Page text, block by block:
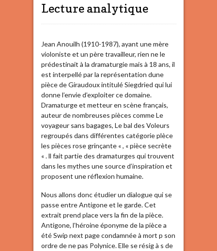
Lecture analytique
Jean Anouilh (1910-1987), ayant une mère
violoniste et un père travailleur, rien ne le
prédestinait à la dramaturgie mais à 18 ans, il
est interpellé par la représentation dune
pièce de Giraudoux intitulé Siegdried qui lui
donne l’envie d’exploiter ce domaine.
Dramaturge et metteur en scène français,
auteur de nombreuses pièces comme Le
voyageur sans bagages, Le bal des Voleurs
regroupés dans différentes catégorie plèce
les pièces rose grinçante « , « pièce secrète
« . ll fait partie des dramaturges qui trouvent
dans les mythes une source d’inspiration et
proposent une réflexion humaine.
Nous allons donc étudier un dialogue qui se
passe entre Antigone et le garde. Cet
extrait prend place vers la fin de la pièce.
Antigone, l’héroine éponyme de la pièce a
été Swip next page condamnée à mort p son
ordre de ne pas Polynice. Elle se résig à s de